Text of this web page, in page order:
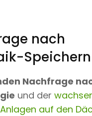
nach
Nachfrage
und der
auf den